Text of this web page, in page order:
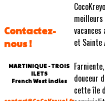
Contactez-
nous !
MARTINIQUE - TROIS
ILETS
French West indies
meilleurs
vacances
et Sainte
douceur
cette île